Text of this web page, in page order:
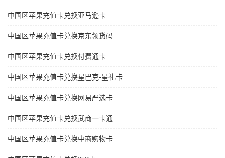
中国区苹果充值卡兑换亚马逊卡
中国区苹果充值卡兑换京东领货码
中国区苹果充值卡兑换付费通卡
中国区苹果充值卡兑换星巴克-星礼卡
中国区苹果充值卡兑换网易严选卡
中国区苹果充值卡兑换武商一卡通
中国区苹果充值卡兑换中商购物卡